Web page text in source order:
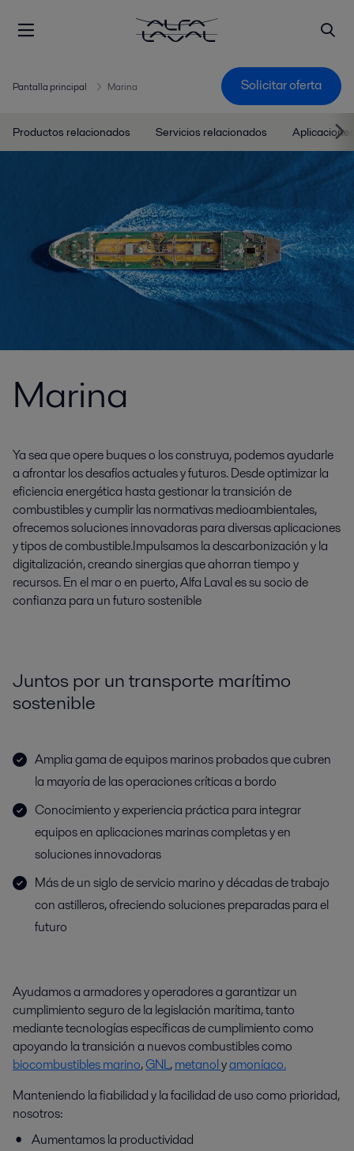
Pantalla principal Marina Solicitar oferta
Productos relacionados Servicios relacionados
Marina
Ya sea que opere buques o los construya, podemos ayudarle
a afrontar los desafíos actuales y futuros. Desde optimizar la
eficiencia energética hasta gestionar la transición de
combustibles y cumplir las normativas medioambientales,
ofrecemos soluciones innovadoras para diversas aplicaciones
y tipos de combustible.Impulsamos la descarbonización y la
digitalización, creando sinergias que ahorran tiempo y
recursos. En el mar o en puerto, Alfa Laval es su socio de
confianza para un futuro sostenible
Juntos por un transporte marítimo
sostenible
Amplia gama de equipos marinos probados que cubren
la mayoría de las operaciones críticas a bordo
Conocimiento y experiencia práctica para integrar
equipos en aplicaciones marinas completas y en
soluciones innovadoras
Más de un siglo de servicio marino y décadas de trabajo
con astilleros, ofreciendo soluciones preparadas para el
futuro
Ayudamos a armadores y operadores a garantizar un
cumplimiento seguro de la legislación marítima, tanto
mediante tecnologías específicas de cumplimiento como
apoyando la transición a nuevos combustibles como
biocombustibles marino,GNL,metanolyamoníaco.
Manteniendo la fiabilidad y la facilidad de uso como prioridad,
nosotros:
Aumentamos la productividad